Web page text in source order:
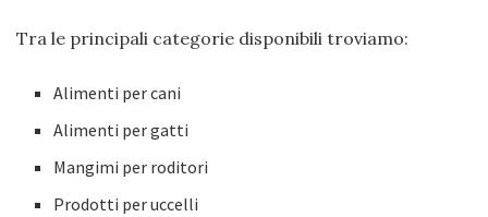
Tra le principali categorie disponibili troviamo:
Alimenti per cani
Alimenti per gatti
Mangimi per roditori
Prodotti per uccelli